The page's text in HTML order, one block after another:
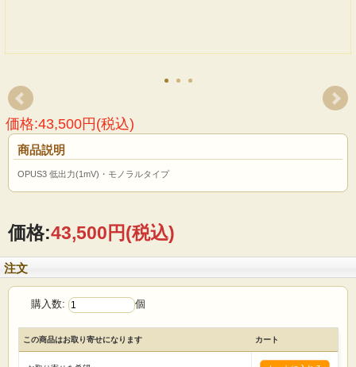
価格:43,500円(税込)
商品説明
OPUS3 低出力(1mV)・モノラルタイプ
価格:43,500円(税込)
注文
購入数: 個
この商品はお取り寄せになります カート